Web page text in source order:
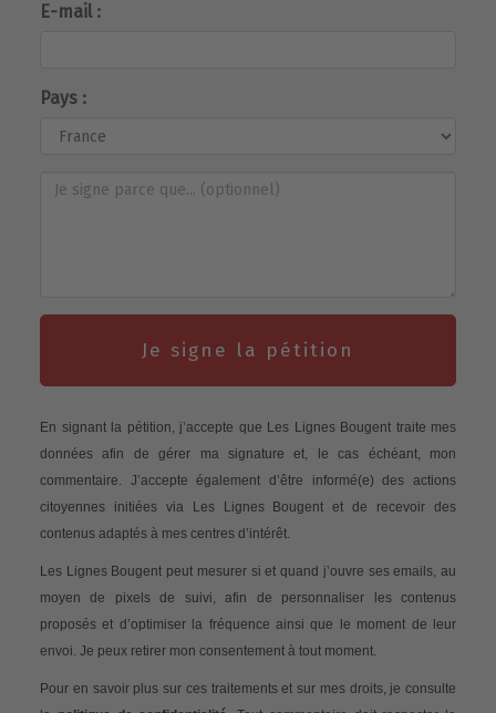
E-mail :
Pays :
Je signe la pétition
En signant la pétition, j’accepte que Les Lignes Bougent traite mes
données afin de gérer ma signature et, le cas échéant, mon
commentaire. J’accepte également d’être informé(e) des actions
citoyennes initiées via Les Lignes Bougent et de recevoir des
contenus adaptés à mes centres d’intérêt.
Les Lignes Bougent peut mesurer si et quand j’ouvre ses emails, au
moyen de pixels de suivi, afin de personnaliser les contenus
proposés et d’optimiser la fréquence ainsi que le moment de leur
envoi. Je peux retirer mon consentement à tout moment.
Pour en savoir plus sur ces traitements et sur mes droits, je consulte